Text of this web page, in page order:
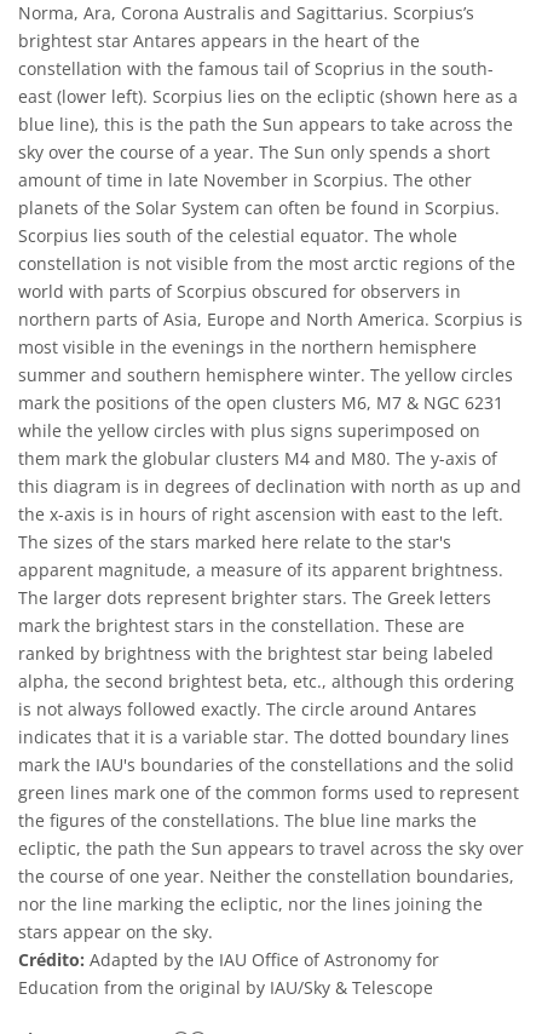
Norma, Ara, Corona Australis and Sagittarius. Scorpius’s
brightest star Antares appears in the heart of the
constellation with the famous tail of Scoprius in the south-
east (lower left). Scorpius lies on the ecliptic (shown here as a
blue line), this is the path the Sun appears to take across the
sky over the course of a year. The Sun only spends a short
amount of time in late November in Scorpius. The other
planets of the Solar System can often be found in Scorpius.
Scorpius lies south of the celestial equator. The whole
constellation is not visible from the most arctic regions of the
world with parts of Scorpius obscured for observers in
northern parts of Asia, Europe and North America. Scorpius is
most visible in the evenings in the northern hemisphere
summer and southern hemisphere winter. The yellow circles
mark the positions of the open clusters M6, M7 & NGC 6231
while the yellow circles with plus signs superimposed on
them mark the globular clusters M4 and M80. The y-axis of
this diagram is in degrees of declination with north as up and
the x-axis is in hours of right ascension with east to the left.
The sizes of the stars marked here relate to the star's
apparent magnitude, a measure of its apparent brightness.
The larger dots represent brighter stars. The Greek letters
mark the brightest stars in the constellation. These are
ranked by brightness with the brightest star being labeled
alpha, the second brightest beta, etc., although this ordering
is not always followed exactly. The circle around Antares
indicates that it is a variable star. The dotted boundary lines
mark the IAU's boundaries of the constellations and the solid
green lines mark one of the common forms used to represent
the figures of the constellations. The blue line marks the
ecliptic, the path the Sun appears to travel across the sky over
the course of one year. Neither the constellation boundaries,
nor the line marking the ecliptic, nor the lines joining the
stars appear on the sky.
Crédito: Adapted by the IAU Office of Astronomy for
Education from the original by IAU/Sky & Telescope